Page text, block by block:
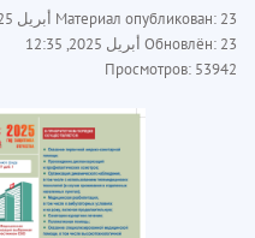
Материал опубликован: 23 أبريل 2025, 12:31
Обновлён: 23 أبريل 2025, 12:35
Просмотров: 53942